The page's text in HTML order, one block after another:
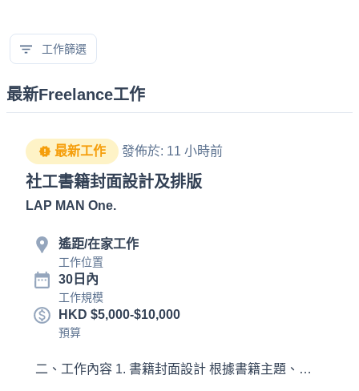
工作篩選
最新Freelance工作
最新工作 發佈於: 11 小時前
社工書籍封面設計及排版
LAP MAN One.
遙距/在家工作
工作位置
30日內
工作規模
HKD $5,000-$10,000
預算
二、工作內容 1. 書籍封面設計 根據書籍主題、目標讀